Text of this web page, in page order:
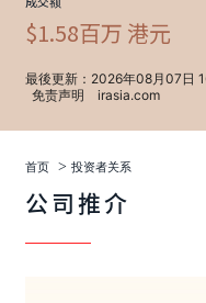
首页 > 投资者关系
公司推介